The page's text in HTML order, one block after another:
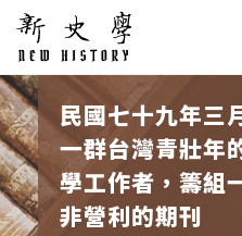
民國七十九年三
一群台灣青壯年
學工作者，籌組
非營利的期刊